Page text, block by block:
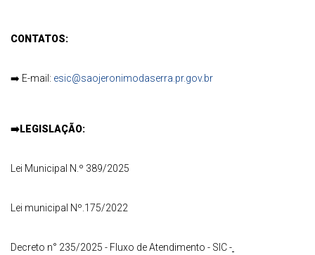
CONTATOS:
➡️ E-mail: esic@saojeronimodaserra.pr.gov.br
➡️LEGISLAÇÃO:
Lei Municipal N.º 389/2025
Lei municipal Nº.175/2022
Decreto n° 235/2025 - Fluxo de Atendimento - SIC -